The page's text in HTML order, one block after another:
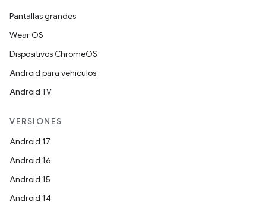
Pantallas grandes
Wear OS
Dispositivos ChromeOS
Android para vehículos
Android TV
VERSIONES
Android 17
Android 16
Android 15
Android 14